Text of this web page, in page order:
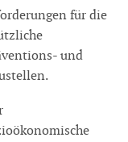
für die
und